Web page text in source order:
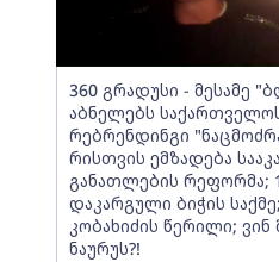
360 გრადუსი - მესამე
აბნელებს
რებრენდინგი
რისთვის ემზადება
განათლების რეფორმა;
დაკარგული ბიჭის
კობახიძის წერილი; ვინ
ნაურუს?!